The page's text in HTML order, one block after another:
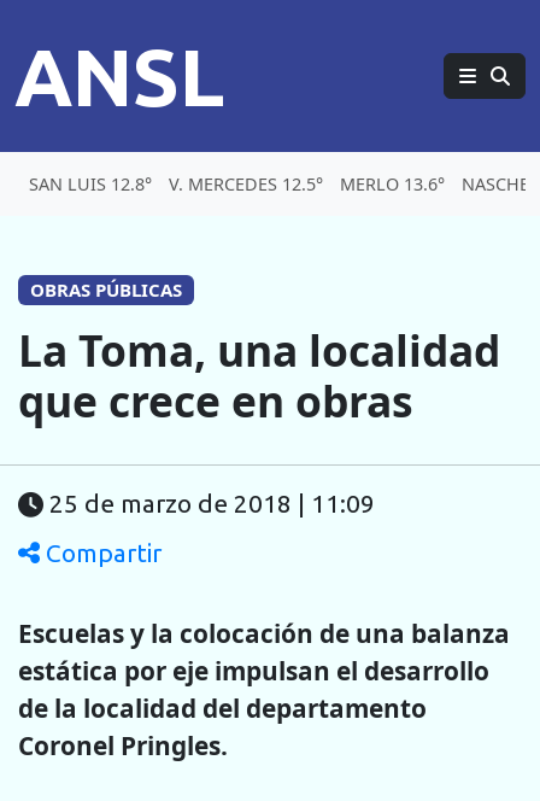
ANSL
SAN LUIS 12.8° V. MERCEDES 12.5° MERLO 13.6°
OBRAS PÚBLICAS
La Toma, una localidad
que crece en obras
25 de marzo de 2018 | 11:09
Compartir
Escuelas y la colocación de una balanza
estática por eje impulsan el desarrollo
de la localidad del departamento
Coronel Pringles.